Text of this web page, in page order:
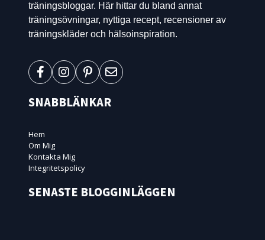
träningsbloggar. Här hittar du bland annat
träningsövningar, nyttiga recept, recensioner av
träningskläder och hälsoinspiration.
SNABBLÄNKAR
Hem
Om Mig
Kontakta Mig
Integritetspolicy
SENASTE BLOGGINLÄGGEN